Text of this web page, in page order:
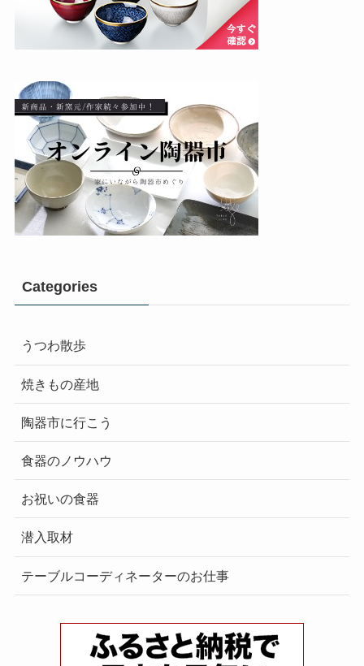
Categories
うつわ散歩
焼きもの産地
陶器市に行こう
食器のノウハウ
お祝いの食器
潜入取材
テーブルコーディネーターのお仕事